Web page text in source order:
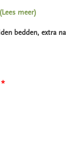
(Lees meer)
bedden, extra
*